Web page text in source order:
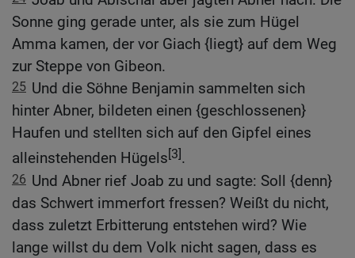
Sonne ging gerade unter, als sie zum Hügel
Amma kamen, der vor Giach {liegt} auf dem Weg
zur Steppe von Gibeon.
25 Und die Söhne Benjamin sammelten sich
hinter Abner, bildeten einen {geschlossenen}
Haufen und stellten sich auf den Gipfel eines
alleinstehenden Hügels[3].
26 Und Abner rief Joab zu und sagte: Soll {denn}
das Schwert immerfort fressen? Weißt du nicht,
dass zuletzt Erbitterung entstehen wird? Wie
lange willst du dem Volk nicht sagen, dass es